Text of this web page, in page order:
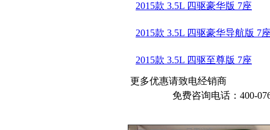
2015款 3.5L 四驱豪华版 7座
2015款 3.5L 四驱豪华导航版 7
2015款 3.5L 四驱至尊版 7座
更多优惠请致电经销商
免费咨询电话：400-